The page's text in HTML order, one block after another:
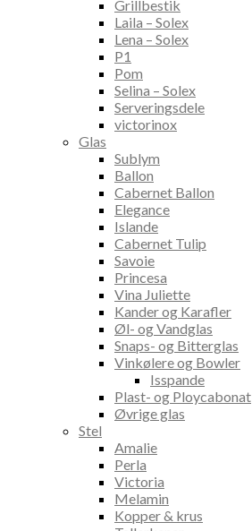
Grillbestik
Laila – Solex
Lena – Solex
P1
Pom
Selina – Solex
Serveringsdele
victorinox
Glas
Sublym
Ballon
Cabernet Ballon
Elegance
Islande
Cabernet Tulip
Savoie
Princesa
Vina Juliette
Kander og Karafler
Øl- og Vandglas
Snaps- og Bitterglas
Vinkølere og Bowler
Isspande
Plast- og Ploycabonat
Øvrige glas
Stel
Amalie
Perla
Victoria
Melamin
Kopper & krus